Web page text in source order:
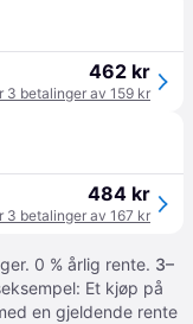
462 kr
3 betalinger av 159 kr
484 kr
3 betalinger av 167 kr
0 % årlig rente. 3–
Et kjøp på
en gjeldende rente